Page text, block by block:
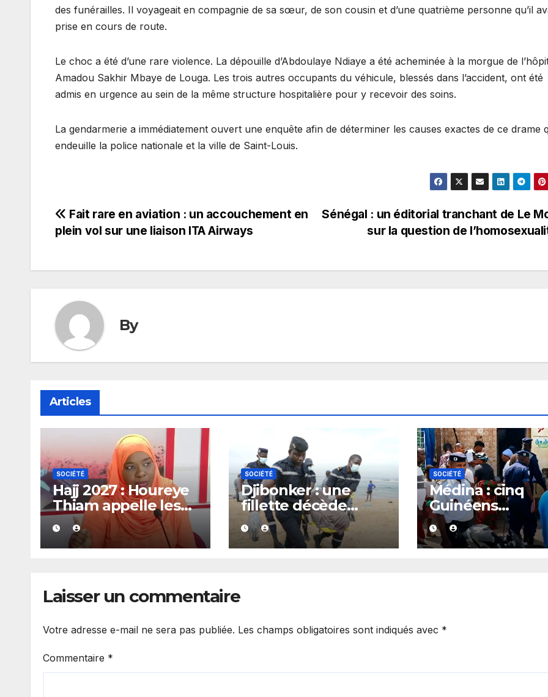
des funérailles. Il voyageait en compagnie de sa sœur, de son cousin et d’une quatrième personne qu’il
prise en cours de route.
Le choc a été d’une rare violence. La dépouille d’Abdoulaye Ndiaye a été acheminée à la morgue de
Amadou Sakhir Mbaye de Louga. Les trois autres occupants du véhicule, blessés dans l’accident, ont été
admis en urgence au sein de la même structure hospitalière pour y recevoir des soins.
La gendarmerie a immédiatement ouvert une enquête afin de déterminer les causes exactes de ce drame
endeuille la police nationale et la ville de Saint-Louis.
Navigation
de
l’article
Sénégal : un éditorial tranchant de Le
sur la question de
Fait rare en aviation : un accouchement en
plein vol sur une liaison ITA Airways
By
Articles
SOCIÉTÉ
Hajj 2027 : Houreye
Thiam appelle les
Sénégalais à
s’inscrire avant
novembre
SOCIÉTÉ
Djibonker : une
fillette décède
après le
chavirement d’une
pirogue, plusieurs
SOCIÉTÉ
Médina : cinq
Guinéens
poursuivis pour
détention et
présumée de
Laisser un commentaire
Votre adresse e-mail ne sera pas publiée. Les champs obligatoires sont indiqués avec *
Commentaire *